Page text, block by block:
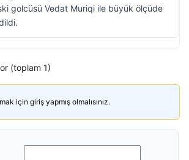
golcüsü Vedat Muriqi ile büyük ölçüde
(toplam 1)
için giriş yapmış olmalısınız.